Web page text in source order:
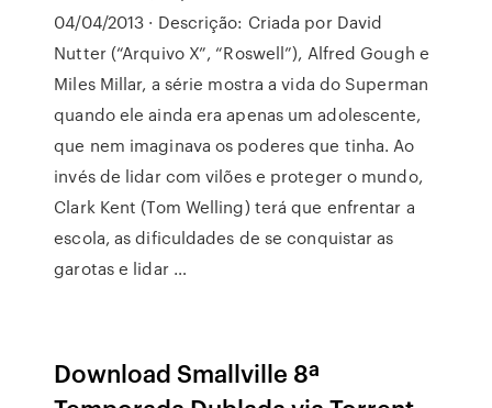
04/04/2013 · Descrição: Criada por David
Nutter (“Arquivo X”, “Roswell”), Alfred Gough e
Miles Millar, a série mostra a vida do Superman
quando ele ainda era apenas um adolescente,
que nem imaginava os poderes que tinha. Ao
invés de lidar com vilões e proteger o mundo,
Clark Kent (Tom Welling) terá que enfrentar a
escola, as dificuldades de se conquistar as
garotas e lidar …
Download Smallville 8ª